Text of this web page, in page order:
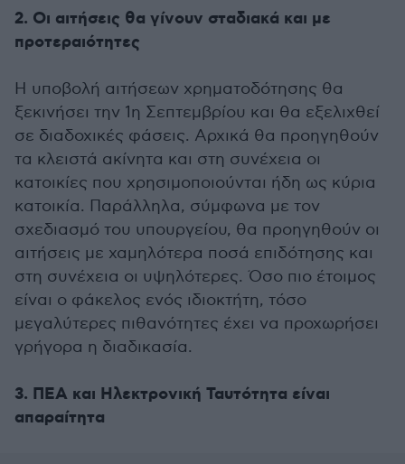
2. Οι αιτήσεις θα γίνουν σταδιακά και με
προτεραιότητες
Η υποβολή αιτήσεων χρηματοδότησης θα
ξεκινήσει την 1η Σεπτεμβρίου και θα εξελιχθεί
σε διαδοχικές φάσεις. Αρχικά θα προηγηθούν
τα κλειστά ακίνητα και στη συνέχεια οι
κατοικίες που χρησιμοποιούνται ήδη ως κύρια
κατοικία. Παράλληλα, σύμφωνα με τον
σχεδιασμό του υπουργείου, θα προηγηθούν οι
αιτήσεις με χαμηλότερα ποσά επιδότησης και
στη συνέχεια οι υψηλότερες. Όσο πιο έτοιμος
είναι ο φάκελος ενός ιδιοκτήτη, τόσο
μεγαλύτερες πιθανότητες έχει να προχωρήσει
γρήγορα η διαδικασία.
3. ΠΕΑ και Ηλεκτρονική Ταυτότητα είναι
απαραίτητα